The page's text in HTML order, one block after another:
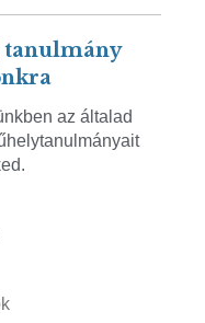
tanulmány
az általad